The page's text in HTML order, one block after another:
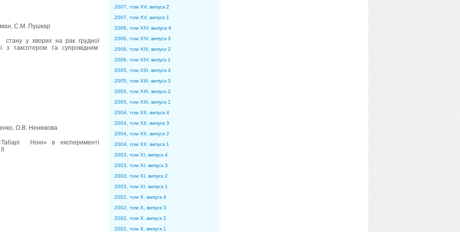
2007, том XV, випуск 2
2007, том XV, випуск 1
2006, том XIV, выпуск 4
2006, том XIV, випуск 3
2006, том XIV, випуск 2
2006, том XIV, випуск 1
2005, том XIII, випуск 4
2005, том XIII, випуск 3
2005, том XIII, випуск 2
2005, том XIII, випуск 1
2004, том XII, випуск 4
2004, том XII, випуск 3
2004, том XII, випуск 2
2004, том XII, випуск 1
2003, том XI, випуск 4
2003, том XI, випуск 3
2003, том XI, випуск 2
2003, том XI, випуск 1
2002, том X, випуск 4
2002, том X, випуск 3
2002, том X, випуск 2
2002, том X, випуск 1
C.M. Пушкар
стану у хворих на рак грудної
з таксотером та супровідним
О.В. Ненюкова
Ноні» в експерименті